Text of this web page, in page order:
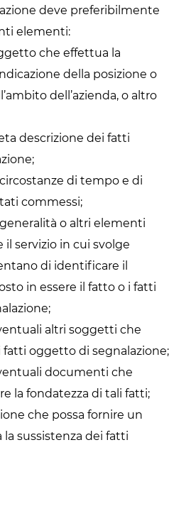
deve preferibilmente
elementi:
che effettua la
della posizione o
dell’azienda, o altro
descrizione dei fatti
di tempo e di
commessi;
o altri elementi
il servizio in cui svolge
di identificare il
in essere il fatto o i fatti
altri soggetti che
fatti oggetto di segnalazione;
documenti che
la fondatezza di tali fatti;
che possa fornire un
sussistenza dei fatti